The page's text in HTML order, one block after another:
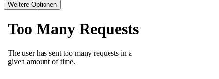
Weitere Optionen